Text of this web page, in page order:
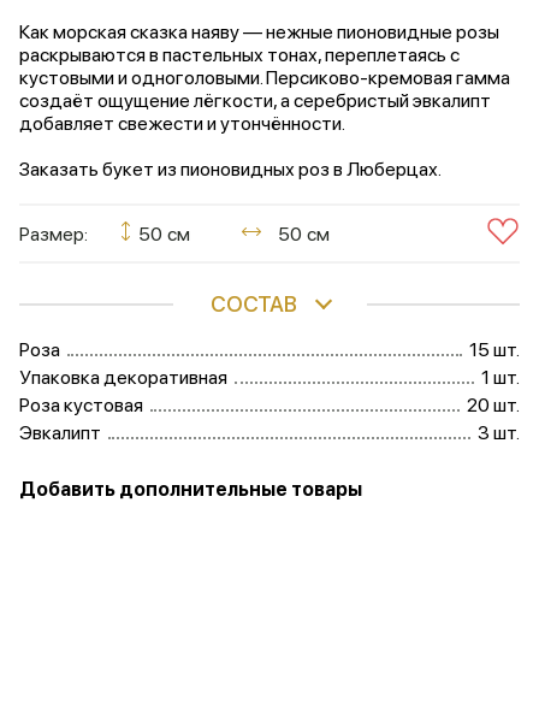
Как морская сказка наяву — нежные пионовидные розы
раскрываются в пастельных тонах, переплетаясь с
кустовыми и одноголовыми. Персиково-кремовая гамма
создаёт ощущение лёгкости, а серебристый эвкалипт
добавляет свежести и утончённости.
Заказать букет из пионовидных роз в Люберцах.
Размер: 50 см 50 см
СОСТАВ
Роза
15 шт.
Упаковка декоративная
1 шт.
Роза кустовая
20 шт.
Эвкалипт
3 шт.
Добавить дополнительные товары